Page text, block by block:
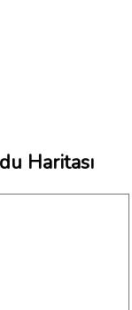
Haritası